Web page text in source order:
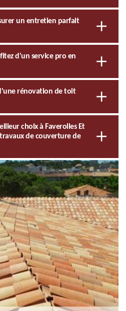
un entretien parfait
d'un service pro en
rénovation de toit
choix à Faverolles Et
de couverture de